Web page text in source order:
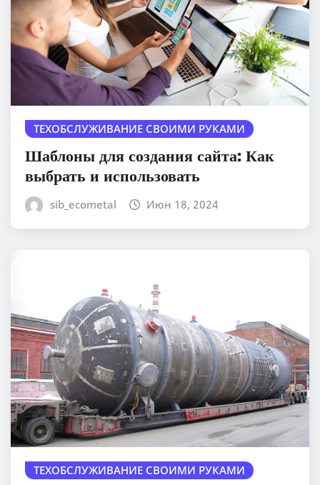
ТЕХОБСЛУЖИВАНИЕ СВОИМИ РУКАМИ
Шаблоны для создания сайта: Как
выбрать и использовать
sib_ecometal Июн 18, 2024
ТЕХОБСЛУЖИВАНИЕ СВОИМИ РУКАМИ